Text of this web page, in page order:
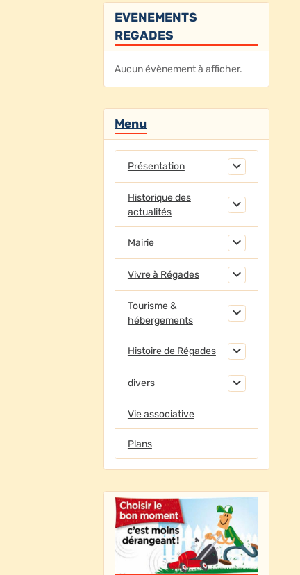
EVENEMENTS
REGADES
Aucun évènement à afficher.
Menu
Présentation
Historique des
actualités
Mairie
Vivre à Régades
Tourisme &
hébergements
Histoire de Régades
divers
Vie associative
Plans